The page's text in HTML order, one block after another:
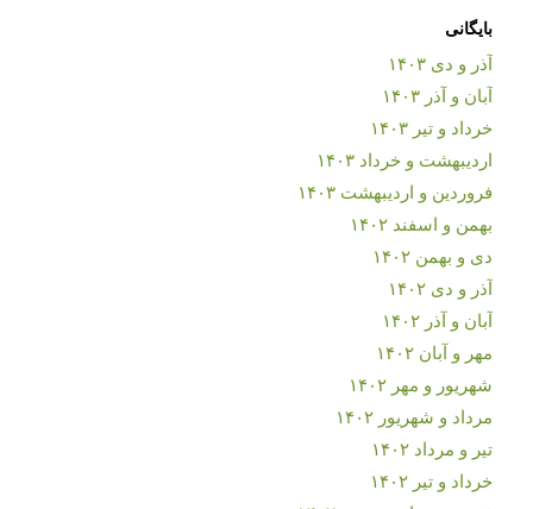
بایگانی
آذر و دی ۱۴۰۳
آبان و آذر ۱۴۰۳
خرداد و تیر ۱۴۰۳
اردیبهشت و خرداد ۱۴۰۳
فروردین و اردیبهشت ۱۴۰۳
بهمن و اسفند ۱۴۰۲
دی و بهمن ۱۴۰۲
آذر و دی ۱۴۰۲
آبان و آذر ۱۴۰۲
مهر و آبان ۱۴۰۲
شهریور و مهر ۱۴۰۲
مرداد و شهریور ۱۴۰۲
تیر و مرداد ۱۴۰۲
خرداد و تیر ۱۴۰۲